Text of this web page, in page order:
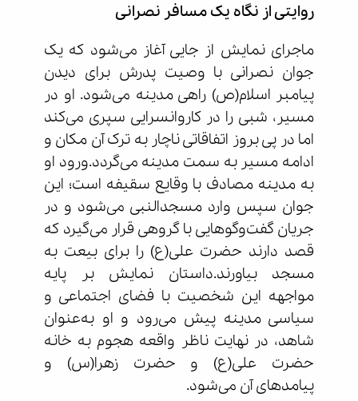
روایتی از نگاه یک مسافر نصرانی
ماجرای نمایش از جایی آغاز می‌شود که یک
جوان نصرانی با وصیت پدرش برای دیدن
پیامبر اسلام(ص) راهی مدینه می‌شود. او در
مسیر، شبی را در کاروانسرایی سپری می‌کند
اما در پی بروز اتفاقاتی ناچار به ترک آن مکان و
ادامه مسیر به سمت مدینه می‌گردد.ورود او
به مدینه مصادف با وقایع سقیفه است؛ این
جوان سپس وارد مسجدالنبی می‌شود و در
جریان گفت‌وگوهایی با گروهی قرار می‌گیرد که
قصد دارند حضرت علی(ع) را برای بیعت به
مسجد بیاورند.داستان نمایش بر پایه
مواجهه این شخصیت با فضای اجتماعی و
سیاسی مدینه پیش می‌رود و او به‌عنوان
شاهد، در نهایت ناظر واقعه هجوم به خانه
حضرت علی(ع) و حضرت زهرا(س) و
پیامدهای آن می‌شود.